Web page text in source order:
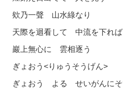
欸乃一聲 山水綠なり
天際を迴看して 中流を下れば
巖上無心に 雲相逐う
ぎょおう<りゅうそうげん>
ぎょおう よる せいがんにそ